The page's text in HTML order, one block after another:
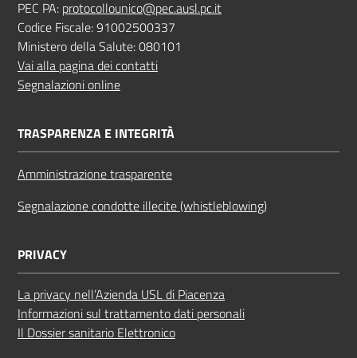
PEC PA: protocollounico@pec.ausl.pc.it
Codice Fiscale: 91002500337
Ministero della Salute: 080101
Vai alla pagina dei contatti
Segnalazioni online
TRASPARENZA E INTEGRITÀ
Amministrazione trasparente
Segnalazione condotte illecite (whistleblowing)
PRIVACY
La privacy nell’Azienda USL di Piacenza
Informazioni sul trattamento dati personali
Il Dossier sanitario Elettronico